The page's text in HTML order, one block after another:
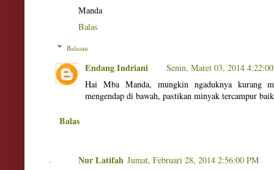
Manda
Balas
Balasan
Endang Indriani
Senin, Maret 03, 2014
Hai Mba Manda, mungkin ngaduknya kurang
mengendap di bawah, pastikan minyak tercampur
Balas
Nur Latifah Jumat, Februari 28, 2014 2:56:00 PM